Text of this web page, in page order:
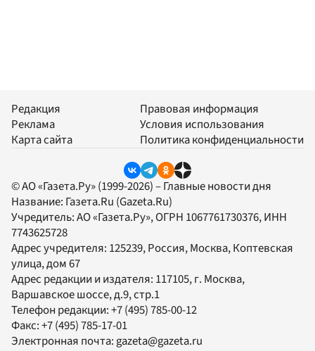
Редакция
Реклама
Карта сайта
Правовая информация
Условия использования
Политика конфиденциальности
© АО «Газета.Ру» (1999-2026) – Главные новости дня
Название: Газета.Ru (Gazeta.Ru)
Учредитель:АО «Газета.Ру», ОГРН 1067761730376, ИНН
7743625728
Адрес учредителя: 125239, Россия, Москва, Коптевская
улица, дом 67
Адрес редакции и издателя: 117105, г. Москва,
Варшавское шоссе, д.9, стр.1
Телефон редакции:+7 (495) 785-00-12
Факс:+7 (495) 785-17-01
Электронная почта:gazeta@gazeta.ru